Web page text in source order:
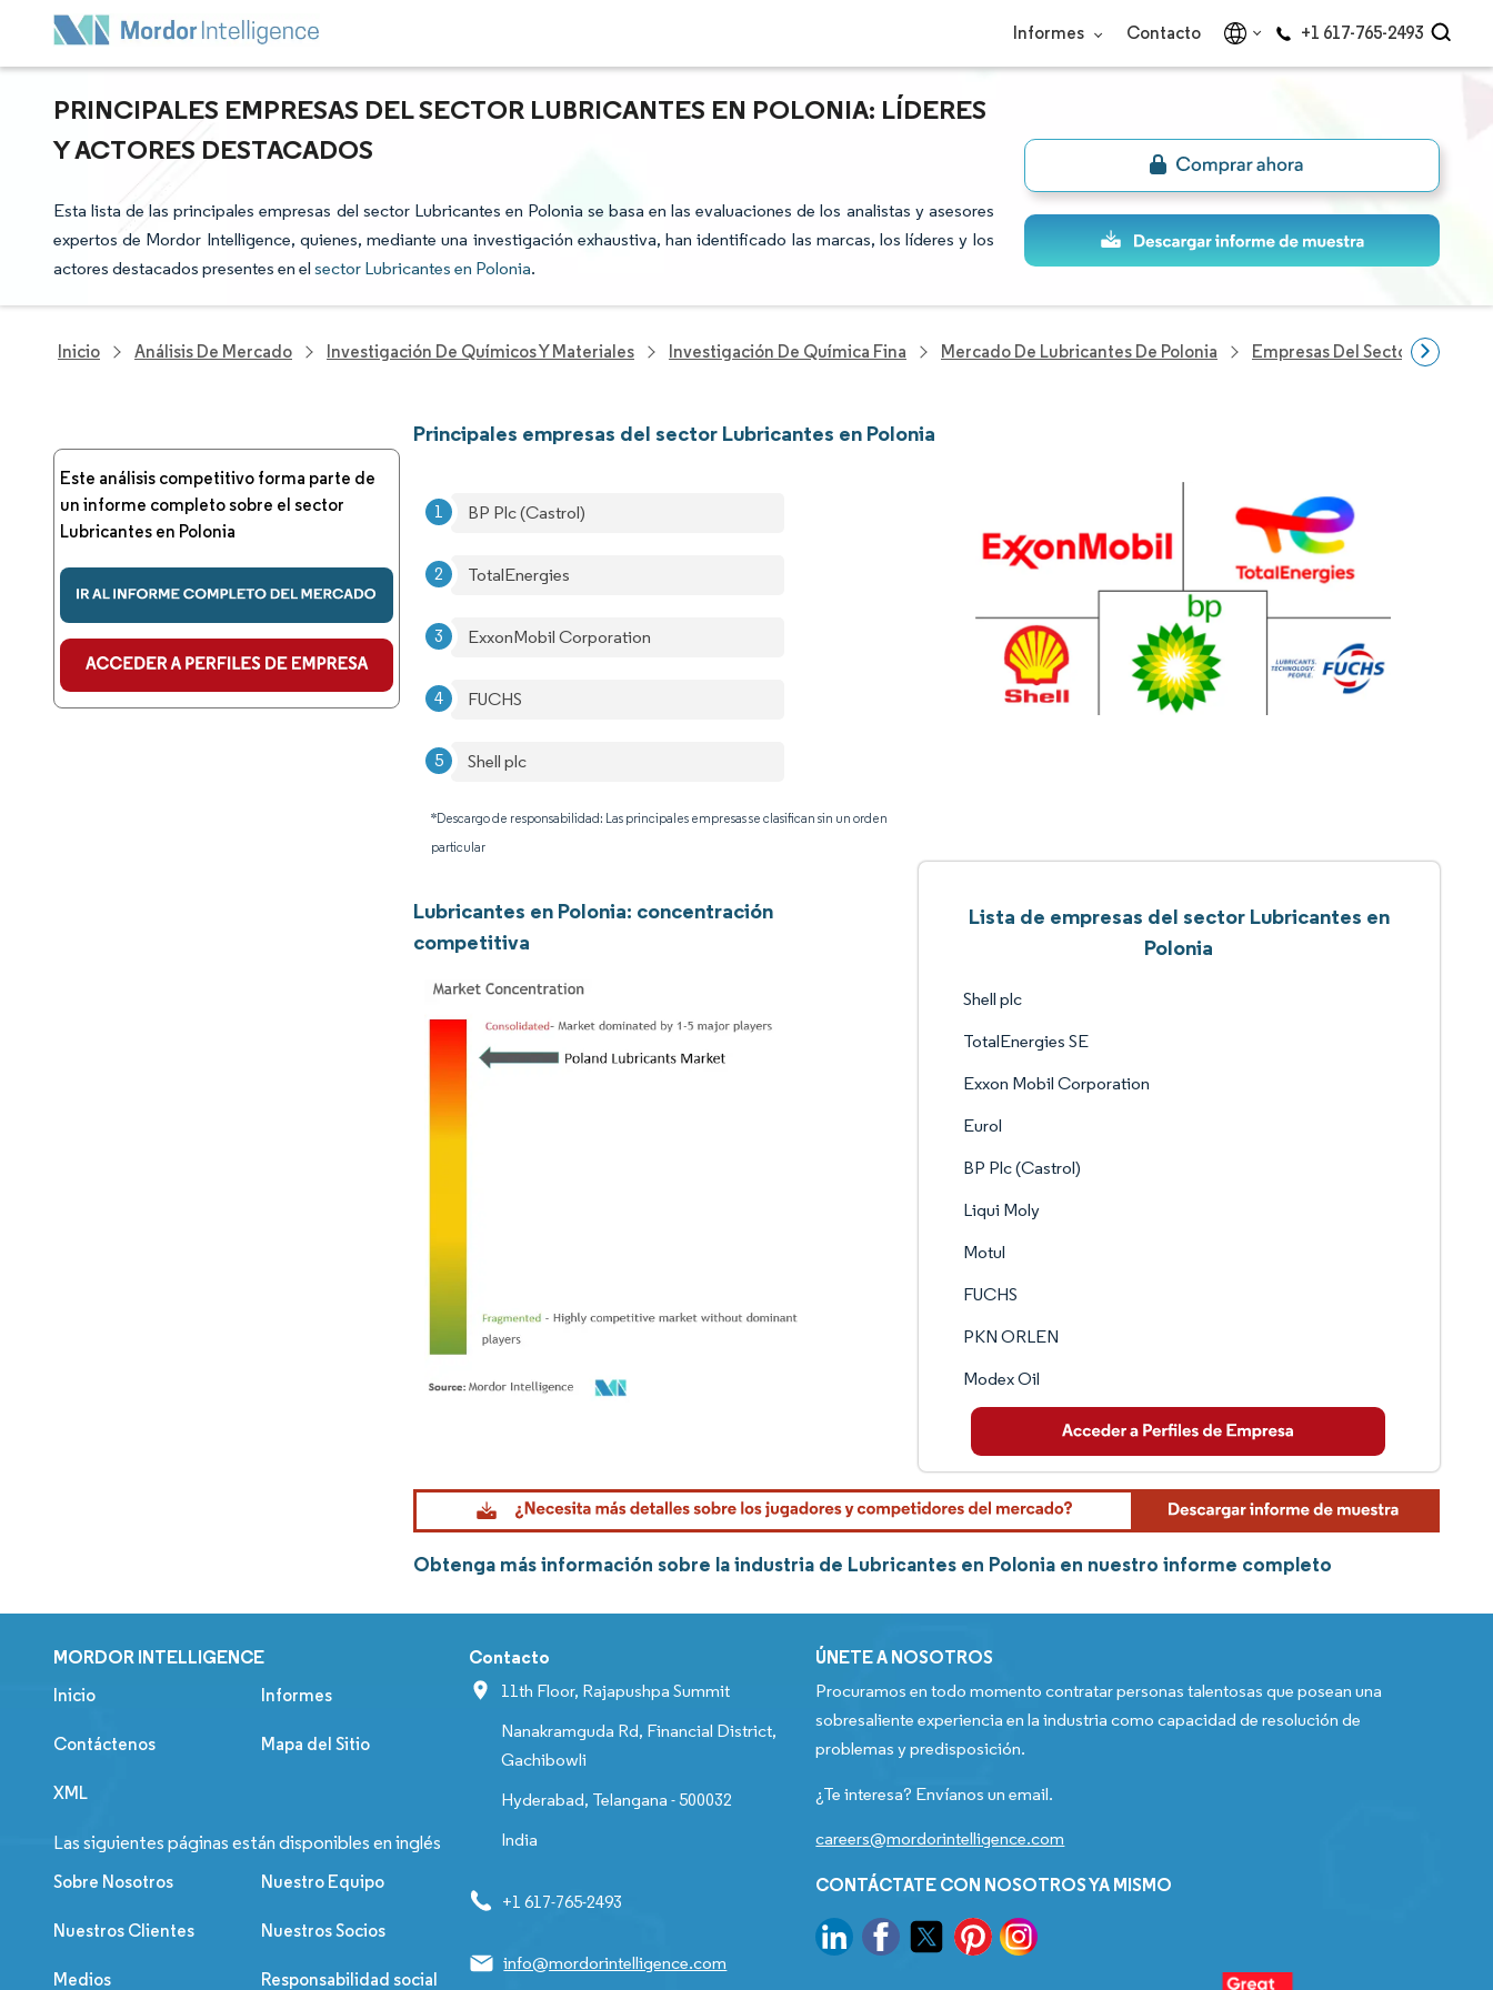
Informes Contacto +1 617-765-2493
PRINCIPALES EMPRESAS DEL SECTOR LUBRICANTES EN POLONIA: LÍDERES
Y ACTORES DESTACADOS
Esta lista de las principales empresas del sector Lubricantes en Polonia se basa en las evaluaciones de los analistas y asesores
expertos de Mordor Intelligence, quienes, mediante una investigación exhaustiva, han identificado las marcas, los líderes y los
actores destacados presentes en el sector Lubricantes en Polonia.
Inicio Análisis De Mercado Investigación De Químicos Y Materiales Investigación De Química Fina Mercado De Lubricantes De Polonia Empresas Del Sector
Este análisis competitivo forma parte de
un informe completo sobre el sector
Lubricantes en Polonia
Principales empresas del sector Lubricantes en Polonia
BP Plc (Castrol)
TotalEnergies
ExxonMobil Corporation
FUCHS
Shell plc
*Descargo de responsabilidad: Las principales empresas se clasifican sin un orden
particular
Lubricantes en Polonia: concentración
competitiva
Lista de empresas del sector Lubricantes en
Polonia
Shell plc
TotalEnergies SE
Exxon Mobil Corporation
Eurol
BP Plc (Castrol)
Liqui Moly
Motul
FUCHS
PKN ORLEN
Modex Oil
Obtenga más información sobre la industria de Lubricantes en Polonia en nuestro informe completo
MORDOR INTELLIGENCE
Inicio Informes
Contáctenos Mapa del Sitio
XML
Las siguientes páginas están disponibles en inglés
Sobre Nosotros Nuestro Equipo
Nuestros Clientes Nuestros Socios
Medios Responsabilidad social
Contacto
11th Floor, Rajapushpa Summit
Nanakramguda Rd, Financial District,
Gachibowli
Hyderabad, Telangana - 500032
India
+1 617-765-2493
info@mordorintelligence.com
ÚNETE A NOSOTROS
Procuramos en todo momento contratar personas talentosas que posean una
sobresaliente experiencia en la industria como capacidad de resolución de
problemas y predisposición.
¿Te interesa? Envíanos un email.
careers@mordorintelligence.com
CONTÁCTATE CON NOSOTROS YA MISMO